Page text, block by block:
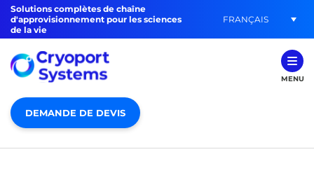
Solutions complètes de chaîne
d'approvisionnement pour les sciences
de la vie
FRANÇAIS
MENU
DEMANDE DE DEVIS